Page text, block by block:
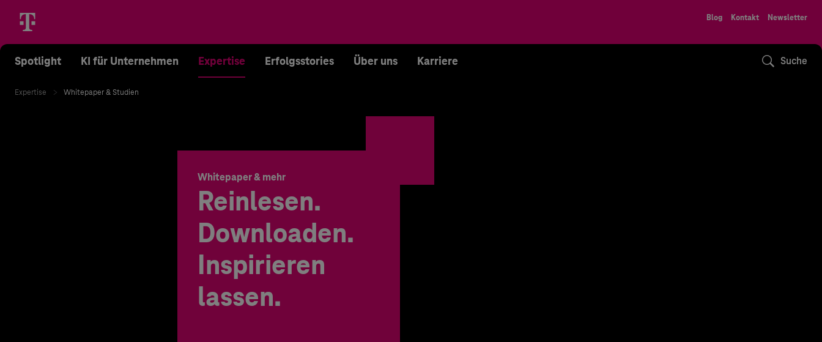
Blog Kontakt Newsletter
Spotlight KI für Unternehmen Expertise Erfolgsstories Über uns Karriere Suche
Expertise Whitepaper & Studien
Whitepaper & mehr
Reinlesen.
Downloaden.
Inspirieren
lassen.